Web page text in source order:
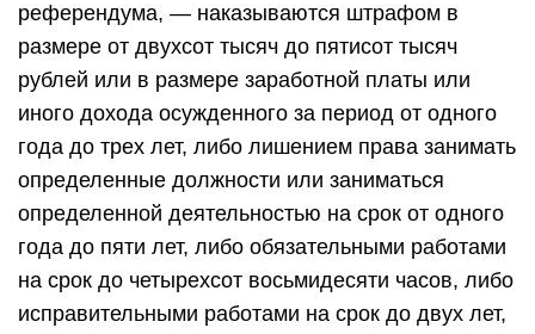
референдума, — наказываются штрафом в
размере от двухсот тысяч до пятисот тысяч
рублей или в размере заработной платы или
иного дохода осужденного за период от одного
года до трех лет, либо лишением права занимать
определенные должности или заниматься
определенной деятельностью на срок от одного
года до пяти лет, либо обязательными работами
на срок до четырехсот восьмидесяти часов, либо
исправительными работами на срок до двух лет,